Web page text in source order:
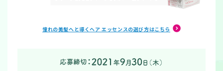
憧れの美髪へと導くヘア エッセンスの選び方はこちら